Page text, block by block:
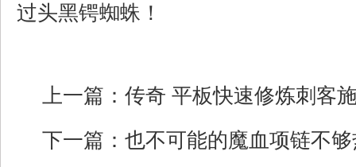
过头黑锷蜘蛛！
上一篇： 传奇 平板快速修炼刺客
下一篇： 也不可能的魔血项链不